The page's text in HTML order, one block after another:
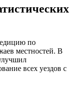
по
местностей. В
всех уездов с